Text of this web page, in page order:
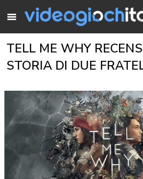
TELL ME WHY
STORIA DI DUE